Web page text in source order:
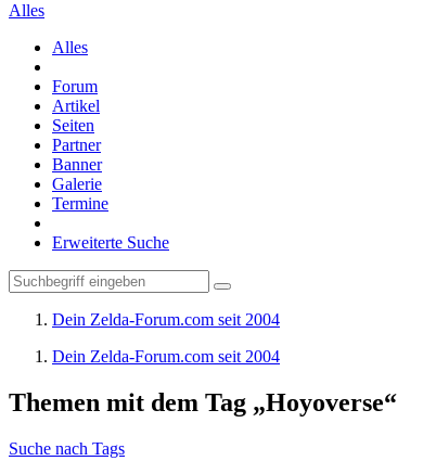
Alles
Alles
Forum
Artikel
Seiten
Partner
Banner
Galerie
Termine
Erweiterte Suche
Dein Zelda-Forum.com seit 2004
Dein Zelda-Forum.com seit 2004
Themen mit dem Tag „Hoyoverse“
Suche nach Tags